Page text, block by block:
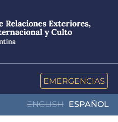
EMERGENCIAS
ENGLISH ESPAÑOL